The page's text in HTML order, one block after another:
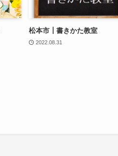
松本市┃書きかた教室
2022.08.31